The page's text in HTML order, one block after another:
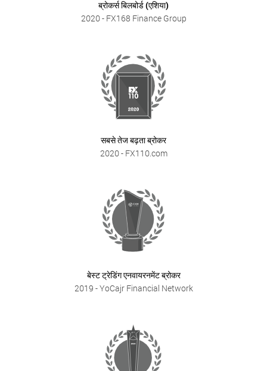
ब्रोकर्स बिलबोर्ड (एशिया)
2020- FX168 Finance Group
सबसे तेज बढ़ता ब्रोकर
2020- FX110.com
बेस्ट ट्रेडिंग एनवायरनमेंट ब्रोकर
2019 - YoCajr Financial Network